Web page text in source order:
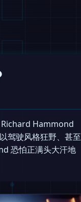
Richard Hammond
驾驶风格狂野、甚至
恐怕正满头大汗地